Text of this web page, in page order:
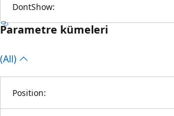
DontShow:
Parametre kümeleri
(All)
Position: